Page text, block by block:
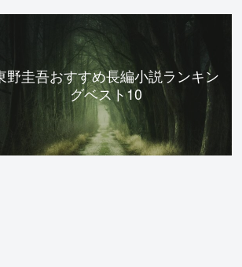
野圭吾おすすめ長編小説ランキン
グベスト10